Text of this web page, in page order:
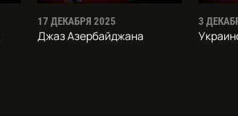
17 ДЕКАБРЯ 2025
Джаз Азербайджана
3